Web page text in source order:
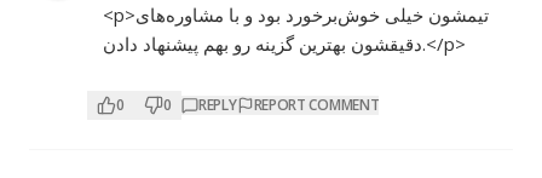
<p>تیمشون خیلی خوش‌برخورد بود و با مشاوره‌های
دقیقشون بهترین گزینه رو بهم پیشنهاد دادن.</p>
0 0 REPLY REPORT COMMENT